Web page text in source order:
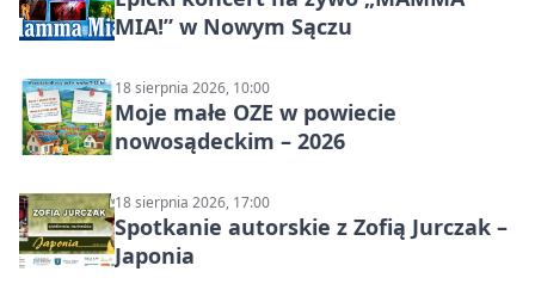
MIA!” w Nowym Sączu
18 sierpnia 2026, 10:00
Moje małe OZE w powiecie
nowosądeckim – 2026
18 sierpnia 2026, 17:00
Spotkanie autorskie z Zofią Jurczak –
Japonia